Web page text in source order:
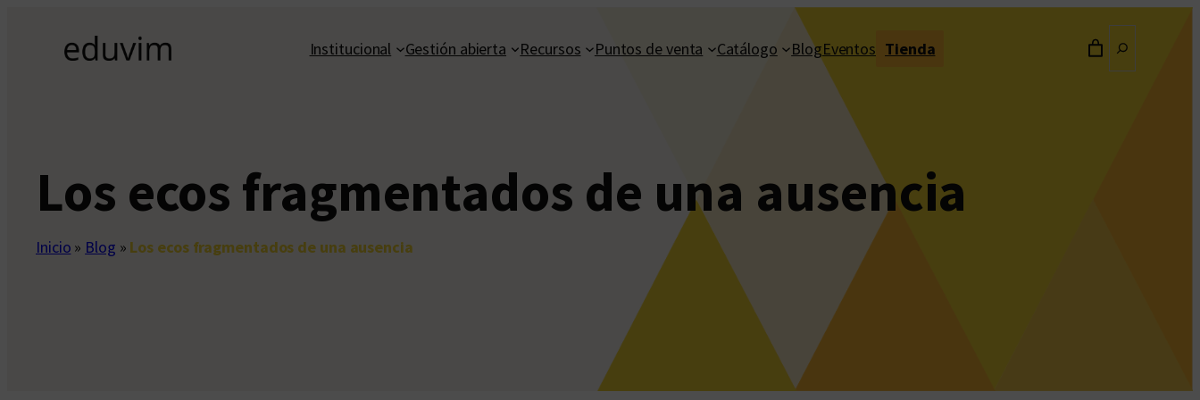
contenido
Institucional Gestión abierta Recursos Puntos de venta Catálogo BlogEventos Tienda
Los ecos fragmentados de una ausencia
Inicio » Blog » Los ecos fragmentados de una ausencia